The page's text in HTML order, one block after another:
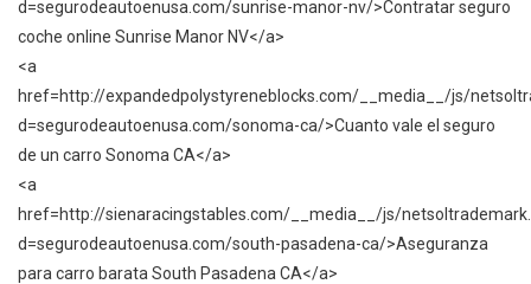
d=segurodeautoenusa.com/sunrise-manor-nv/>Contratar seguro
coche online Sunrise Manor NV</a>
<a
href=http://expandedpolystyreneblocks.com/__media__/js/
d=segurodeautoenusa.com/sonoma-ca/>Cuanto vale el seguro
de un carro Sonoma CA</a>
<a
href=http://sienaracingstables.com/__media__/js/
d=segurodeautoenusa.com/south-pasadena-ca/>Aseguranza
para carro barata South Pasadena CA</a>